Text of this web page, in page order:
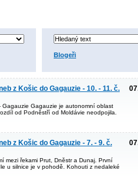
Blogeři
z Košic do Gagauzie - 10. - 11. č.
Gagauzie je autonomní oblast
od Podněstří od Moldávie neodpojila.
z Košic do Gagauzie - 7. - 9. č.
mezi řekami Prut, Dněstr a Dunaj. První
u silnice je v pohodě. Kohouti z nedaleké